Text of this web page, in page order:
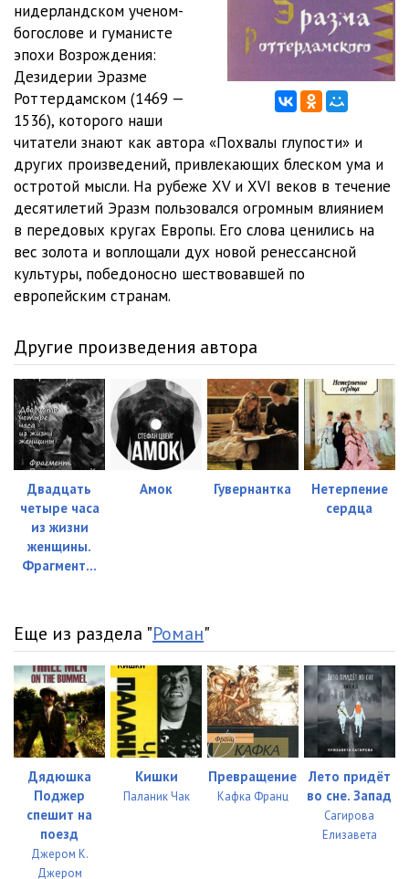
06_01_Velichie i ogranichennost gumanizma 20:11
06_02_Velichie i ogranichennost gumanizma 20:23
07_01_Moguchiy protivnik
07_02_Moguchiy protivnik
07_03_Moguchiy protivnik 19:50
08_01_Borba za nezavisimost 18:57
08_02_Borba za nezavisimost 20:13
09_01_Velikiy spor
10_Konets
11_Zaveschanie Erazma 12:08
нидерландском ученом-
богослове и гуманисте
эпохи Возрождения:
Дезидерии Эразме
Роттердамском (1469 —
1536), которого наши
читатели знают как автора «Похвалы глупости» и
других произведений, привлекающих блеском ума и
остротой мысли. На рубеже XV и XVI веков в течение
десятилетий Эразм пользовался огромным влиянием
в передовых кругах Европы. Его слова ценились на
вес золота и воплощали дух новой ренессансной
культуры, победоносно шествовавшей по
европейским странам.
Другие произведения автора
Двадцать
четыре часа
из жизни
женщины.
Фрагмент...
Амок Гувернантка
Нетерпение
сердца
Еще из раздела "Роман"
Дядюшка
Поджер
спешит на
поезд
Джером К.
Джером
Кишки
Паланик Чак
Превращение
Кафка Франц
Лето придёт
во сне. Запад
Сагирова
Елизавета